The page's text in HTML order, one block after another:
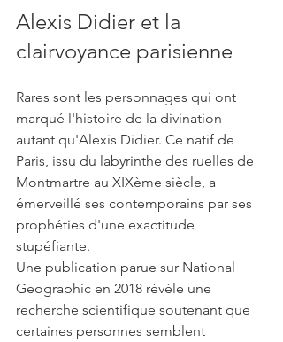
Alexis Didier et la
clairvoyance parisienne
Rares sont les personnages qui ont
marqué l'histoire de la divination
autant qu'Alexis Didier. Ce natif de
Paris, issu du labyrinthe des ruelles de
Montmartre au XIXème siècle, a
émerveillé ses contemporains par ses
prophéties d'une exactitude
stupéfiante.
Une publication parue sur National
Geographic en 2018 révèle une
recherche scientifique soutenant que
certaines personnes semblent